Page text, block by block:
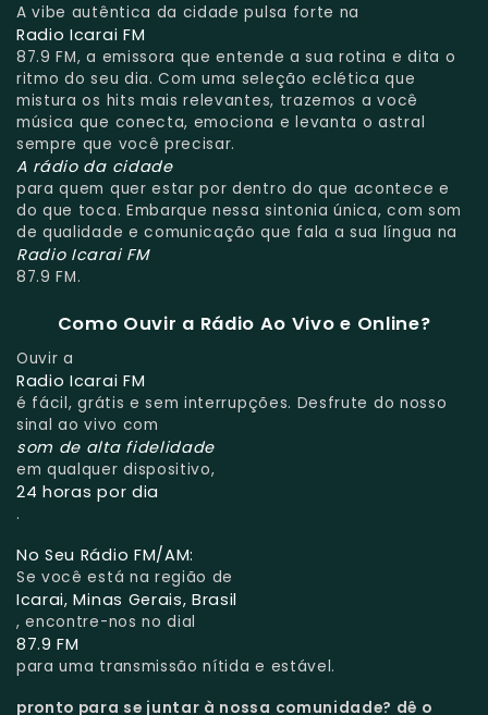
A vibe autêntica da cidade pulsa forte na
Radio Icarai FM
87.9 FM, a emissora que entende a sua rotina e dita o
ritmo do seu dia. Com uma seleção eclética que
mistura os hits mais relevantes, trazemos a você
música que conecta, emociona e levanta o astral
sempre que você precisar.
A rádio da cidade
para quem quer estar por dentro do que acontece e
do que toca. Embarque nessa sintonia única, com som
de qualidade e comunicação que fala a sua língua na
Radio Icarai FM
87.9 FM.
Como Ouvir a Rádio Ao Vivo e Online?
Ouvir a
Radio Icarai FM
é fácil, grátis e sem interrupções. Desfrute do nosso
sinal ao vivo com
som de alta fidelidade
em qualquer dispositivo,
24 horas por dia
.
No Seu Rádio FM/AM:
Se você está na região de
Icarai, Minas Gerais, Brasil
, encontre-nos no dial
87.9 FM
para uma transmissão nítida e estável.
pronto para se juntar à nossa comunidade? dê o